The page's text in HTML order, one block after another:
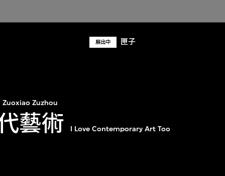
展出中 匣子
Zuoxiao Zuzhou
藝術 I Love Contemporary Art Too